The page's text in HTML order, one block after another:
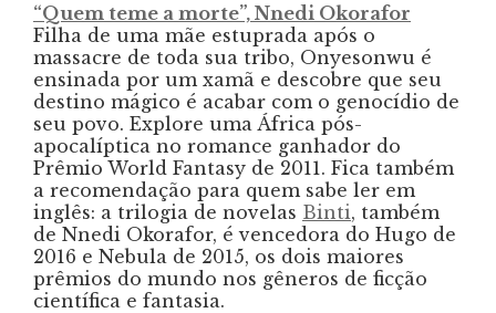
“Quem teme a morte”, Nnedi Okorafor
Filha de uma mãe estuprada após o
massacre de toda sua tribo, Onyesonwu é
ensinada por um xamã e descobre que seu
destino mágico é acabar com o genocídio de
seu povo. Explore uma África pós-
apocalíptica no romance ganhador do
Prêmio World Fantasy de 2011. Fica também
a recomendação para quem sabe ler em
inglês: a trilogia de novelas Binti, também
de Nnedi Okorafor, é vencedora do Hugo de
2016 e Nebula de 2015, os dois maiores
prêmios do mundo nos gêneros de ficção
científica e fantasia.